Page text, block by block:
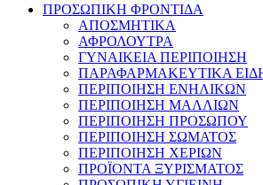
ΠΡΟΣΩΠΙΚΗ ΦΡΟΝΤΙΔΑ
ΑΠΟΣΜΗΤΙΚΑ
ΑΦΡΟΛΟΥΤΡΑ
ΓΥΝΑΙΚΕΙΑ ΠΕΡΙΠΟΙΗΣΗ
ΠΑΡΑΦΑΡΜΑΚΕΥΤΙΚΑ
ΠΕΡΙΠΟΙΗΣΗ ΕΝΗΛΙΚΩΝ
ΠΕΡΙΠΟΙΗΣΗ ΜΑΛΛΙΩΝ
ΠΕΡΙΠΟΙΗΣΗ ΠΡΟΣΩΠΟΥ
ΠΕΡΙΠΟΙΗΣΗ ΣΩΜΑΤΟΣ
ΠΕΡΙΠΟΙΗΣΗ ΧΕΡΙΩΝ
ΠΡΟΪΟΝΤΑ ΞΥΡΙΣΜΑΤΟΣ